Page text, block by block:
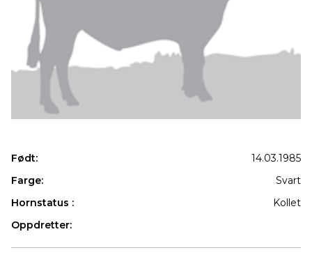
Født:
14.03.1985
Farge:
Svart
Hornstatus :
Kollet
Oppdretter: